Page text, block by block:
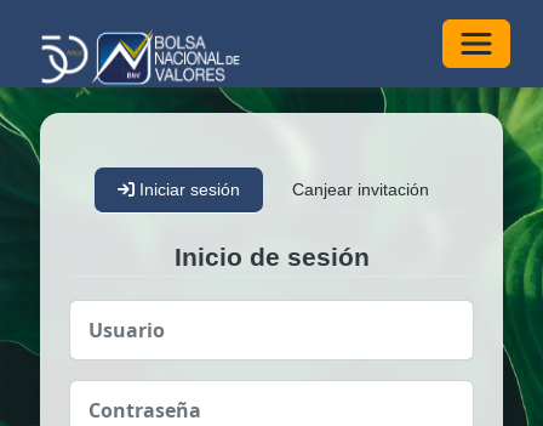
Iniciar sesión Canjear invitación
Inicio de sesión
Usuario
Contraseña